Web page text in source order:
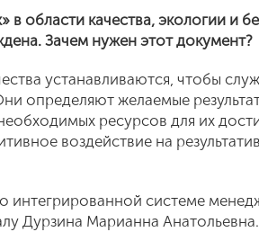
области качества, экологии и
Зачем нужен этот документ?
устанавливаются, чтобы
определяют желаемые
ресурсов для их
воздействие на
интегрированной системе
Дурзина Марианна